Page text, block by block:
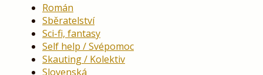
Román
Sběratelství
Sci-fi, fantasy
Self help / Svépomoc
Skauting / Kolektiv
Slovenská